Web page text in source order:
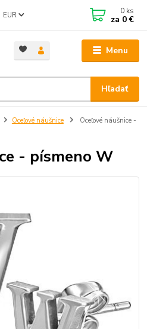
Menu
EUR
Hľadať
0 ks
za 0 €
Oceľové náušnice
Oceľové náušnice -
- písmeno W